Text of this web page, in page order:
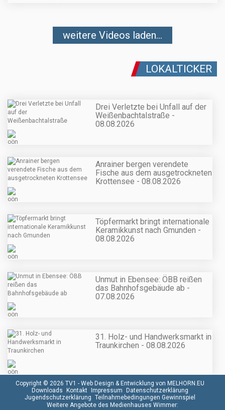
weitere Videos laden...
LOKALTICKER
Drei Verletzte bei Unfall auf der
Weißenbachtalstraße -
08.08.2026
Anrainer bergen verendete
Fische aus dem ausgetrockneten
Krottensee - 08.08.2026
Töpfermarkt bringt internationale
Keramikkunst nach Gmunden -
08.08.2026
Unmut in Ebensee: ÖBB reißen
das Bahnhofsgebäude ab -
07.08.2026
31. Holz- und Handwerksmarkt in
Traunkirchen - 08.08.2026
Copyright © 2026 TV1 - Web Design & Entwicklung von MELHORN.EU
Downloads Kontakt Impressum Datenschutzerklärung
Jugendschutzerklärung Teilnahmebedingungen Gewinnspiel
Weitere Angebote des Medienhauses Wimmer: